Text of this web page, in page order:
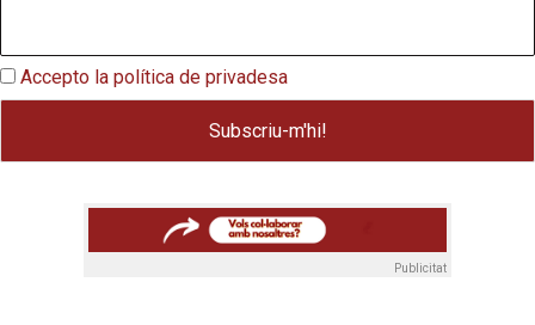
Accepto la política de privadesa
Publicitat